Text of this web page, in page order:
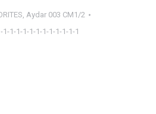
, Aydar 003 CM1/2
1-1-1-1-1-1-1-1-1-1-1